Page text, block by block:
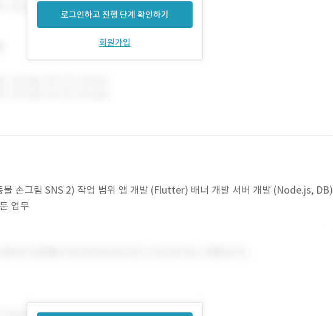
로그인하고 진행 단계 확인하기
회원가입
물 손그림 SNS 2) 작업 범위 앱 개발 (Flutter) 배너 개발 서버 개발 (Node.js, DB)
업무